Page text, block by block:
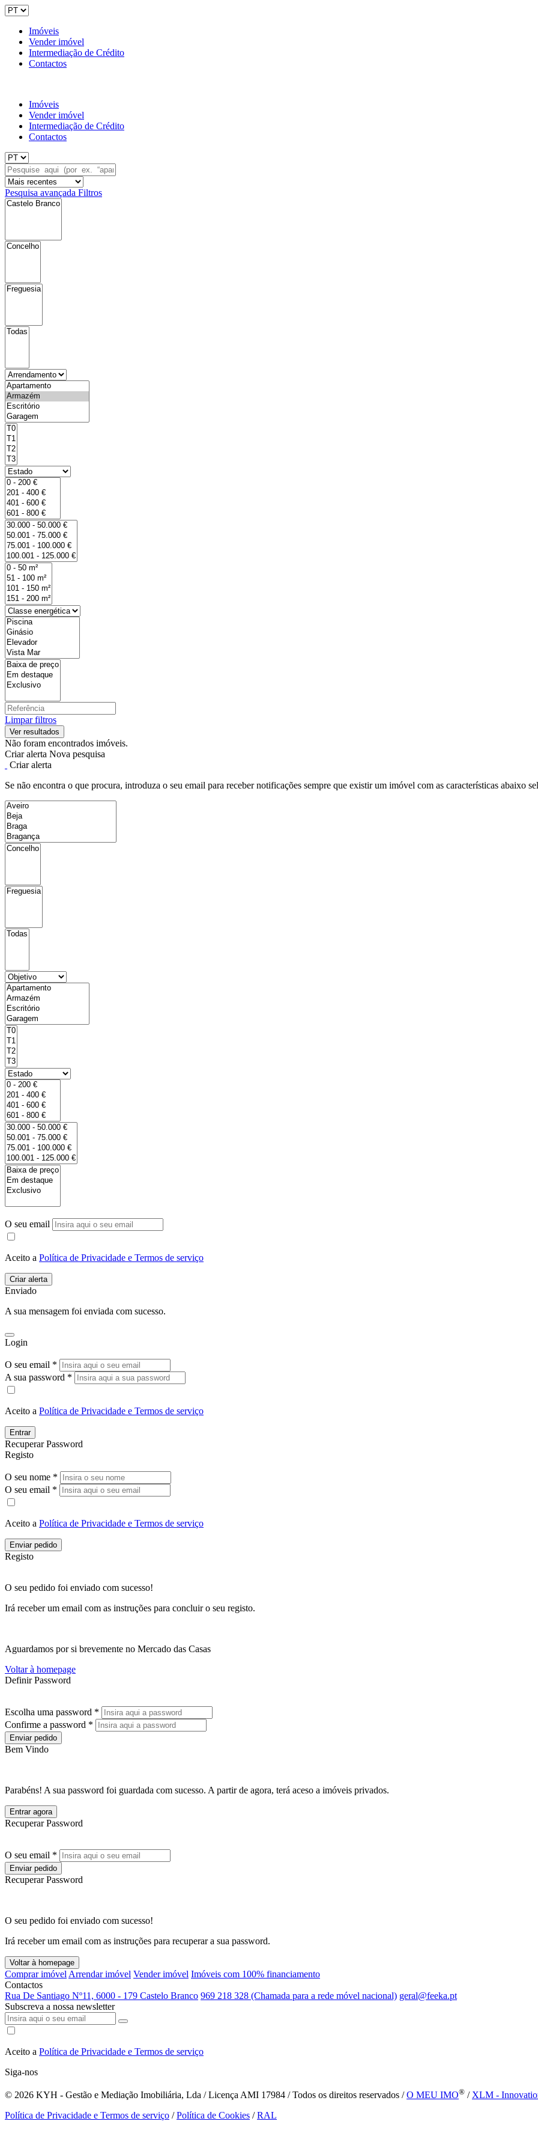
Imóveis
Vender imóvel
Intermediação de Crédito
Contactos
Imóveis
Vender imóvel
Intermediação de Crédito
Contactos
Pesquisa avançada Filtros
Limpar filtros
Não foram encontrados imóveis.
Criar alerta Nova pesquisa
Criar alerta
Se não encontra o que procura, introduza o seu email para receber notificações sempre que existir um imóvel com as características abaixo
O seu email
Aceito a Política de Privacidade e Termos de serviço
Enviado
A sua mensagem foi enviada com sucesso.
Login
O seu email *
A sua password *
Aceito a Política de Privacidade e Termos de serviço
Entrar
Recuperar Password
Registo
O seu nome *
O seu email *
Aceito a Política de Privacidade e Termos de serviço
Enviar pedido
Registo
O seu pedido foi enviado com sucesso!
Irá receber um email com as instruções para concluir o seu registo.
Aguardamos por si brevemente no Mercado das Casas
Voltar à homepage
Definir Password
Escolha uma password *
Confirme a password *
Enviar pedido
Bem Vindo
Parabéns! A sua password foi guardada com sucesso. A partir de agora, terá aceso a imóveis privados.
Entrar agora
Recuperar Password
O seu email *
Enviar pedido
Recuperar Password
O seu pedido foi enviado com sucesso!
Irá receber um email com as instruções para recuperar a sua password.
Voltar à homepage
Comprar imóvel Arrendar imóvel Vender imóvel Imóveis com 100% financiamento
Contactos
Rua De Santiago Nº11, 6000 - 179 Castelo Branco 969 218 328 (Chamada para a rede móvel nacional) geral@feeka.pt
Subscreva a nossa newsletter
Aceito a Política de Privacidade e Termos de serviço
Siga-nos
© 2026 KYH - Gestão e Mediação Imobiliária, Lda / Licença AMI 17984 / Todos os direitos reservados /O MEU IMO® / XLM -
Política de Privacidade e Termos de serviço /Política de Cookies /RAL